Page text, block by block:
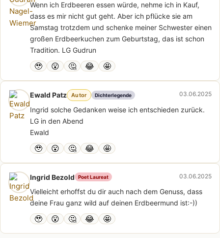
Wenn ich Erdbeeren essen würde, nehme ich in Kauf,
dass es mir nicht gut geht. Aber ich pflücke sie am
Samstag trotzdem und schenke meiner Schwester einen
großen Erdbeerkuchen zum Geburtstag, das ist schon
Tradition. LG Gudrun
🥹 😮 🤔 😂 🤩
Ewald Patz Autor Dichterlegende 03.06.2025
Ingrid solche Gedanken weise ich entschieden zurück.
LG in den Abend
Ewald
🥹 😮 🤔 😂 🤩
Ingrid Bezold Poet Laureat 03.06.2025
Vielleicht erhoffst du dir auch nach dem Genuss, dass
deine Frau ganz wild auf deinen Erdbeermund ist:-))
🥹 😮 🤔 😂 🤩